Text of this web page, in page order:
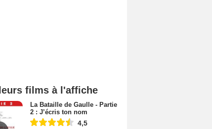
films à l'affiche
La Bataille de Gaulle - Partie
2 : J’écris ton nom
4,5